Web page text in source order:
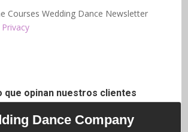
Courses Wedding Dance Newsletter
que opinan nuestros clientes
Dance Company